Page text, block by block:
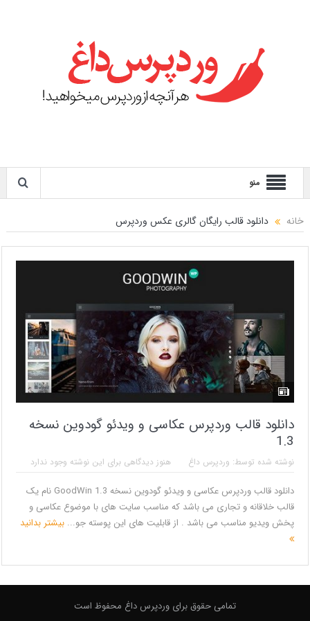
منو
خانه دانلود قالب رایگان گالری عکس وردپرس
دانلود قالب وردپرس عکاسی و ویدئو گودوین نسخه
1.3
نوشته شده توسط: وردپرس داغ هنوز دیدگاهی برای این نوشته وجود ندارد
دانلود قالب وردپرس عکاسی و ویدئو گودوین نسخه 1.3 GoodWin نام یک
قالب خلاقانه و تجاری می باشد که مناسب سایت های با موضوع عکاسی و
پخش ویدیو مناسب می باشد . از قابلیت های این پوسته جو... بیشتر بدانید
تمامی حقوق برای وردپرس داغ محفوظ است